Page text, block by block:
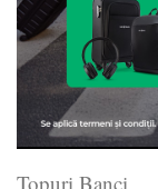
Topuri Banci